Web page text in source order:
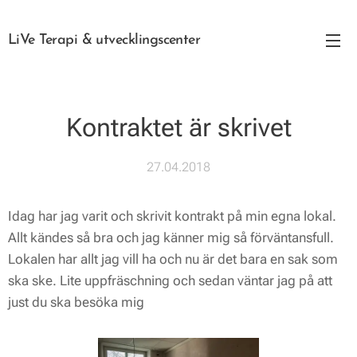
LiVe Terapi & utvecklingscenter
Kontraktet är skrivet
27.04.2018
Idag har jag varit och skrivit kontrakt på min egna lokal.
Allt kändes så bra och jag känner mig så förväntansfull.
Lokalen har allt jag vill ha och nu är det bara en sak som
ska ske. Lite uppfräschning och sedan väntar jag på att
just du ska besöka mig